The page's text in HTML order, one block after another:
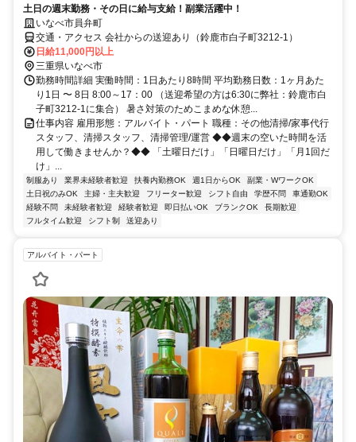
土日の週末勤務・その日に給与支給！副業活躍中！
いなべ市員弁町
交通・アクセス 会社からの送迎あり（鈴鹿市白子町3212-1）
日給11,000円以上
三重県いなべ市
勤務時間詳細 実働時間：1日あたり8時間 平均勤務日数：1ヶ月あた
り1日 〜 8日 8:00～17：00 （送迎希望の方は6:30に弊社：鈴鹿市白
子町3212-1に集合） 暑さ対策のためこまめな休憩...
仕事内容 雇用形態：アルバイト・パート 職種：その他清掃/家事代行
スタッフ、清掃スタッフ、清掃管理/運営 ◆◆週末の空いた時間を活
用して働きませんか？◆◆ 「土曜日だけ」「日曜日だけ」「月1回だ
け」...
制服あり 業界未経験者歓迎 扶養内勤務OK 週1日からOK
副業・WワークOK
土日祝のみOK
主婦・主夫歓迎 フリーター歓迎 シフト自由 学歴不問
車通勤OK
経験不問
未経験者歓迎 経験者歓迎 即日払いOK ブランクOK
長期歓迎
フルタイム歓迎
シフト制 送迎あり
アルバイト・パート